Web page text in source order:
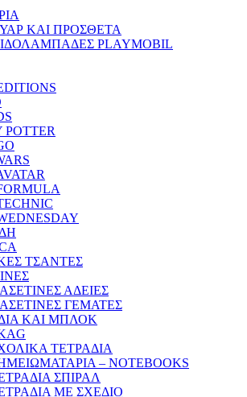
ΚΑΙ ΠΡΟΣΘΕΤΑ
PLAYMOBIL
POTTER
ΤΣΑΝΤΕΣ
ΑΔΕΙΕΣ
ΓΕΜΑΤΕΣ
ΚΑΙ ΜΠΛΟΚ
ΤΕΤΡΑΔΙΑ
– NOTEBOOKS
ΣΠΙΡΑΛ
ΜΕ ΣΧΕΔΙΟ